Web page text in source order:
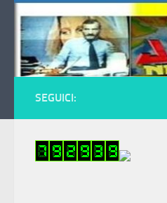
Salta al contenuto
SEGUICI: